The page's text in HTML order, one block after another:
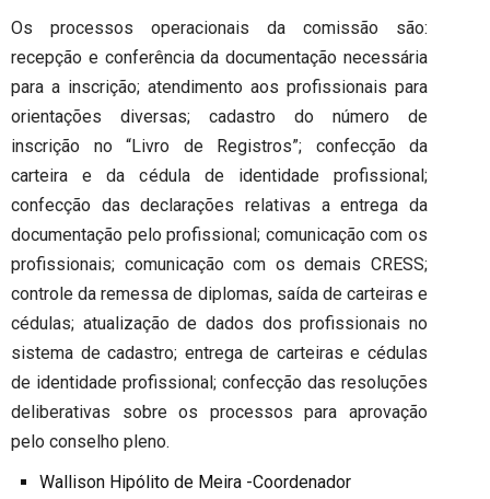
Os processos operacionais da comissão são:
recepção e conferência da documentação necessária
para a inscrição; atendimento aos profissionais para
orientações diversas; cadastro do número de
inscrição no “Livro de Registros”; confecção da
carteira e da cédula de identidade profissional;
confecção das declarações relativas a entrega da
documentação pelo profissional; comunicação com os
profissionais; comunicação com os demais CRESS;
controle da remessa de diplomas, saída de carteiras e
cédulas; atualização de dados dos profissionais no
sistema de cadastro; entrega de carteiras e cédulas
de identidade profissional; confecção das resoluções
deliberativas sobre os processos para aprovação
pelo conselho pleno.
Wallison Hipólito de Meira -Coordenador